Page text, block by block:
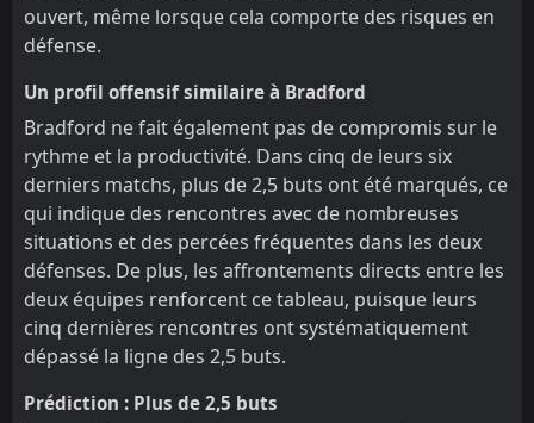
ouvert, même lorsque cela comporte des risques en
défense.
Un profil offensif similaire à Bradford
Bradford ne fait également pas de compromis sur le
rythme et la productivité. Dans cinq de leurs six
derniers matchs, plus de 2,5 buts ont été marqués, ce
qui indique des rencontres avec de nombreuses
situations et des percées fréquentes dans les deux
défenses. De plus, les affrontements directs entre les
deux équipes renforcent ce tableau, puisque leurs
cinq dernières rencontres ont systématiquement
dépassé la ligne des 2,5 buts.
Prédiction : Plus de 2,5 buts